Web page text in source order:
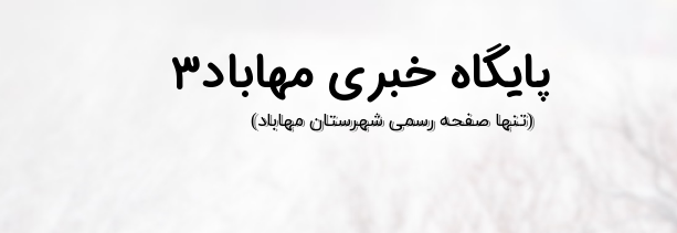
پ
​(تنها صفحه رسمی شهرستان مهاباد)